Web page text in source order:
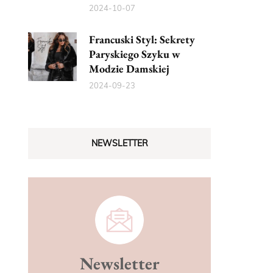
2024-10-07
Francuski Styl: Sekrety
Paryskiego Szyku w
Modzie Damskiej
2024-09-23
NEWSLETTER
Newsletter